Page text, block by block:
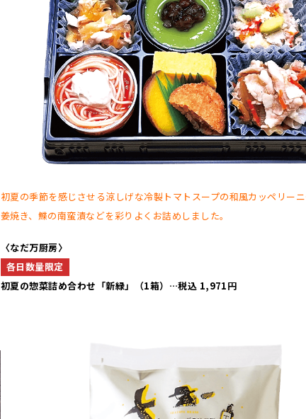
初夏の季節を感じさせる涼しげな冷製トマトスープの和風カッペリー
姜焼き、鰈の南蛮漬などを彩りよくお詰めしました。
〈なだ万厨房〉
各日数量限定
初夏の惣菜詰め合わせ「新緑」（1箱）…税込 1,971円